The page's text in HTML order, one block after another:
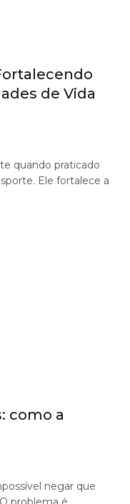
de Vida
quando praticado
Ele fortalece a
como a
negar que